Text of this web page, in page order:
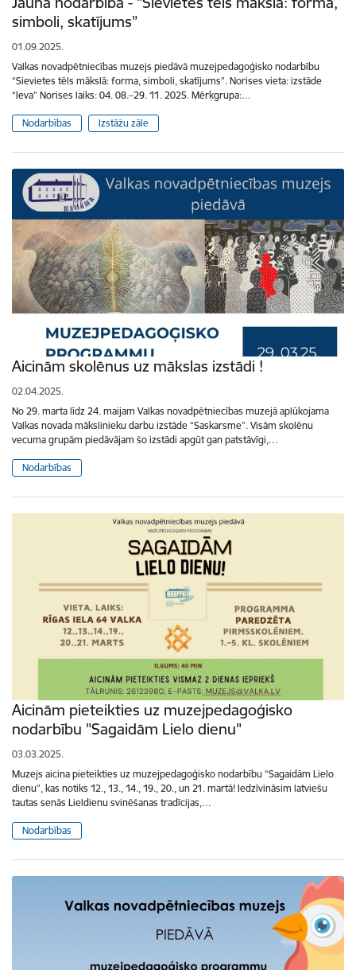
simboli, skatījums”
01.09.2025.
Valkas novadpētniecības muzejs piedāvā muzejpedagoģisko nodarbību
“Sievietes tēls mākslā: forma, simboli, skatījums”. Norises vieta: izstāde
“Ieva” Norises laiks: 04. 08.–29. 11. 2025. Mērķgrupa:…
Nodarbības Izstāžu zāle
Aicinām skolēnus uz mākslas izstādi !
02.04.2025.
No 29. marta līdz 24. maijam Valkas novadpētniecības muzejā aplūkojama
Valkas novada mākslinieku darbu izstāde “Saskarsme”. Visām skolēnu
vecuma grupām piedāvājam šo izstādi apgūt gan patstāvīgi,…
Nodarbības
Aicinām pieteikties uz muzejpedagoģisko
nodarbību "Sagaidām Lielo dienu"
03.03.2025.
Muzejs aicina pieteikties uz muzejpedagoģisko nodarbību “Sagaidām Lielo
dienu”, kas notiks 12., 13., 14., 19., 20., un 21. martā! Iedzīvināsim latviešu
tautas senās Lieldienu svinēšanas tradīcijas,…
Nodarbības